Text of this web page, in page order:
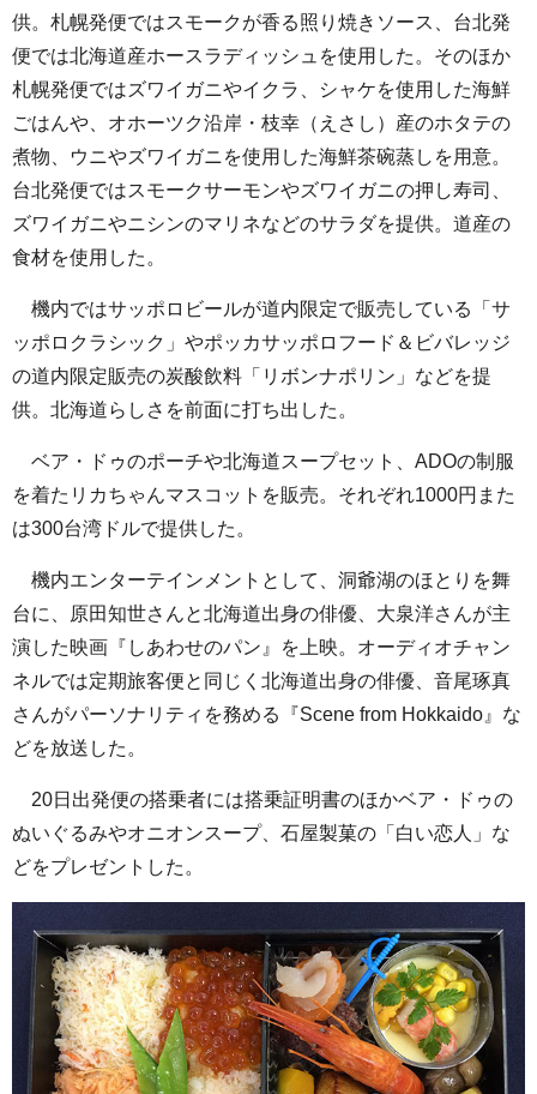
供。札幌発便ではスモークが香る照り焼きソース、台北発
便では北海道産ホースラディッシュを使用した。そのほか
札幌発便ではズワイガニやイクラ、シャケを使用した海鮮
ごはんや、オホーツク沿岸・枝幸（えさし）産のホタテの
煮物、ウニやズワイガニを使用した海鮮茶碗蒸しを用意。
台北発便ではスモークサーモンやズワイガニの押し寿司、
ズワイガニやニシンのマリネなどのサラダを提供。道産の
食材を使用した。
機内ではサッポロビールが道内限定で販売している「サ
ッポロクラシック」やポッカサッポロフード＆ビバレッジ
の道内限定販売の炭酸飲料「リボンナポリン」などを提
供。北海道らしさを前面に打ち出した。
ベア・ドゥのポーチや北海道スープセット、ADOの制服
を着たリカちゃんマスコットを販売。それぞれ1000円また
は300台湾ドルで提供した。
機内エンターテインメントとして、洞爺湖のほとりを舞
台に、原田知世さんと北海道出身の俳優、大泉洋さんが主
演した映画『しあわせのパン』を上映。オーディオチャン
ネルでは定期旅客便と同じく北海道出身の俳優、音尾琢真
さんがパーソナリティを務める『Scene from Hokkaido』な
どを放送した。
20日出発便の搭乗者には搭乗証明書のほかベア・ドゥの
ぬいぐるみやオニオンスープ、石屋製菓の「白い恋人」な
どをプレゼントした。